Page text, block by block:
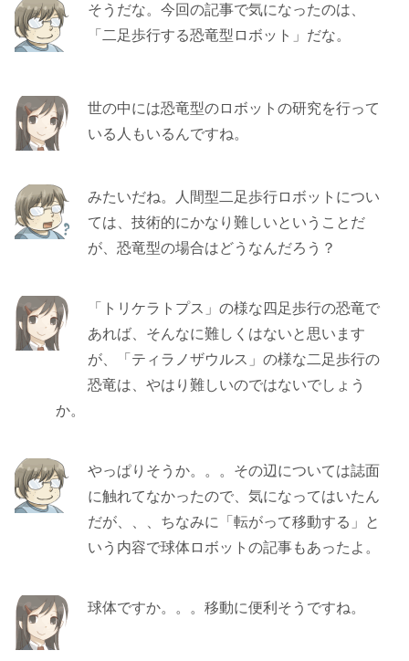
そうだな。今回の記事で気になったのは、
「二足歩行する恐竜型ロボット」だな。
世の中には恐竜型のロボットの研究を行って
いる人もいるんですね。
みたいだね。人間型二足歩行ロボットについ
ては、技術的にかなり難しいということだ
が、恐竜型の場合はどうなんだろう？
「トリケラトプス」の様な四足歩行の恐竜で
あれば、そんなに難しくはないと思います
が、「ティラノザウルス」の様な二足歩行の
恐竜は、やはり難しいのではないでしょう
か。
やっぱりそうか。。。その辺については誌面
に触れてなかったので、気になってはいたん
だが、、、ちなみに「転がって移動する」と
いう内容で球体ロボットの記事もあったよ。
球体ですか。。。移動に便利そうですね。